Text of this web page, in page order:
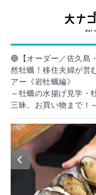
🔵【オーダー／佐久島
然牡蠣！移住夫婦が営
アー《岩牡蠣編》
～牡蠣の水揚げ見学・
三昧、お買い物まで！